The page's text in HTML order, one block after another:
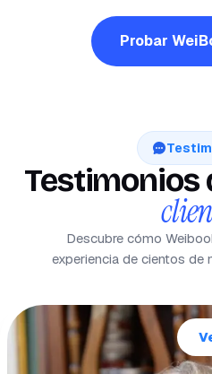
Probar
Testimonios
Descubre cómo
experiencia de cientos